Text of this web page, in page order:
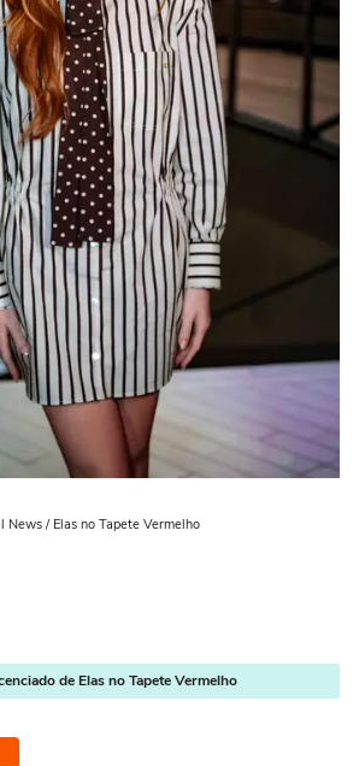
/ Elas no Tapete Vermelho
de Elas no Tapete Vermelho